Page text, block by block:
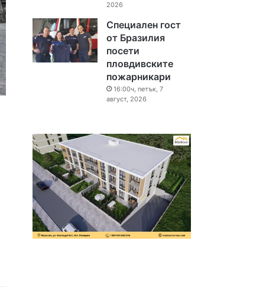
2026
Специален гост
от Бразилия
посети
пловдивските
пожарникари
16:00ч, петък, 7
август, 2026